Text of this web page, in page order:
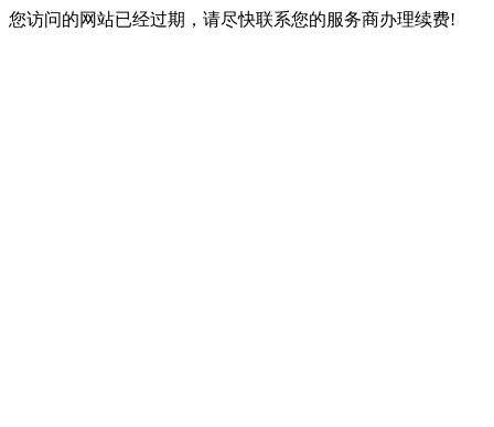
您访问的网站已经过期，请尽快联系您的服务商办理续费!